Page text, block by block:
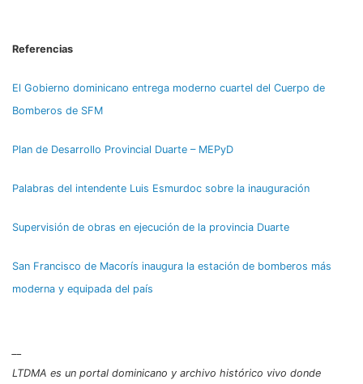
Referencias
El Gobierno dominicano entrega moderno cuartel del Cuerpo de
Bomberos de SFM
Plan de Desarrollo Provincial Duarte – MEPyD
Palabras del intendente Luis Esmurdoc sobre la inauguración
Supervisión de obras en ejecución de la provincia Duarte
San Francisco de Macorís inaugura la estación de bomberos más
moderna y equipada del país
LTDMA es un portal dominicano y archivo histórico vivo donde